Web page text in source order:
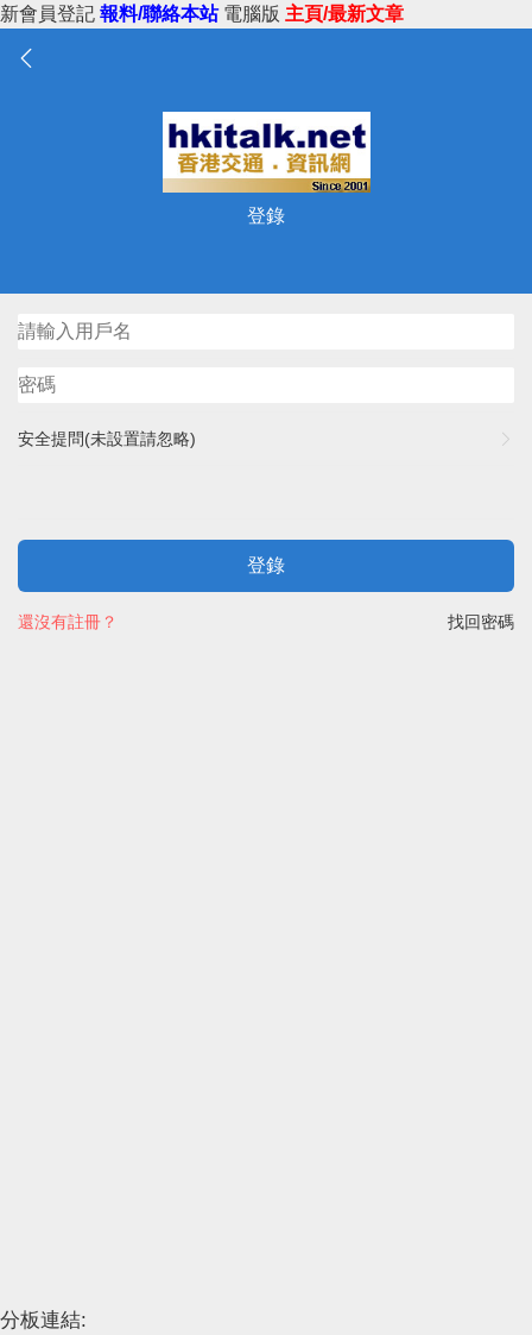
新會員登記 報料/聯絡本站 電腦版 主頁/最新文章
登錄
安全提問(未設置請忽略)
登錄
找回密碼
還沒有註冊？
分板連結: